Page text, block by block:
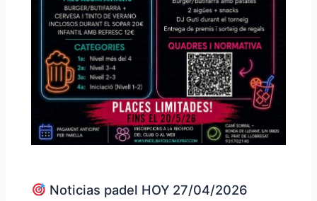
Noticias padel HOY 27/04/2026